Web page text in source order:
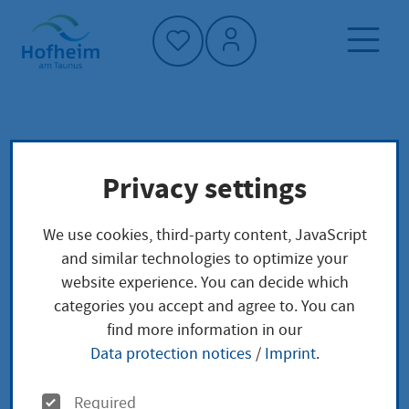
Home"
Erbbaurecht an mehreren Grundstücken oder
an Erbbaurechten eintragen lassen
Erbbaurecht an
mehreren
Grundstücken oder an
Privacy settings
We use cookies, third-party content, JavaScript
and similar technologies to optimize your
website experience. You can decide which
categories you accept and agree to. You can
find more information in our
Data protection notices / Imprint.
O
Required